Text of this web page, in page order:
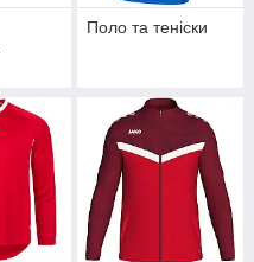
Поло та теніски